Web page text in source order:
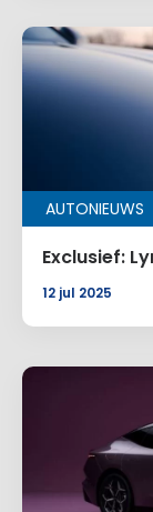
AUTONIEUWS
Exclusief:
12 jul 2025